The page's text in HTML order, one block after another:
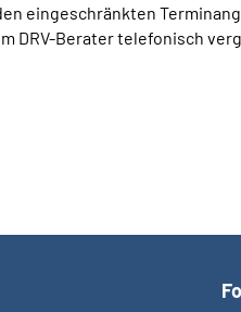
eingeschränkten
Berater telefonisch